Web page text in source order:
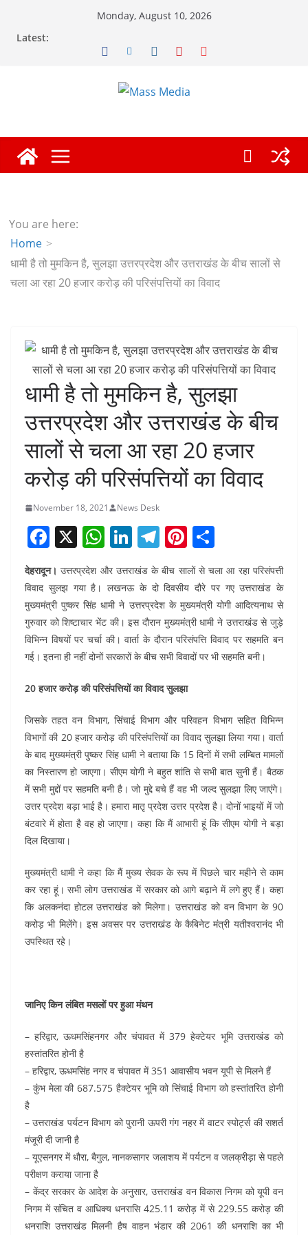
Monday, August 10, 2026
Latest:
You are here:
Home
धामी है तो मुमकिन है, सुलझा उत्तरप्रदेश और उत्तराखंड के बीच सालों से
चला आ रहा 20 हजार करोड़ की परिसंपत्तियों का विवाद
धामी है तो मुमकिन है, सुलझा
उत्तरप्रदेश और उत्तराखंड के बीच
सालों से चला आ रहा 20 हजार
करोड़ की परिसंपत्तियों का विवाद
November 18, 2021 News Desk
F
c
e
b
o
o
k
X W
h
at
s
A
p
p
Li
n
k
e
dI
n
T
el
e
gr
a
m
Pi
nt
er
e
st
ar
e
देहरादून। उत्तरप्रदेश और उत्तराखंड के बीच सालों से चला आ रहा परिसंपत्ती
विवाद सुलझ गया है। लखनऊ के दो दिवसीय दौरे पर गए उत्तराखंड के
मुख्यमंत्री पुष्कर सिंह धामी ने उत्तरप्रदेश के मुख्यमंत्री योगी आदित्यनाथ से
गुरुवार को शिष्टाचार भेंट की। इस दौरान मुख्यमंत्री धामी ने उत्तराखंड से जुड़े
विभिन्न विषयों पर चर्चा की। वार्ता के दौरान परिसंपत्ति विवाद पर सहमति बन
गई। इतना ही नहीं दोनों सरकारों के बीच सभी विवादों पर भी सहमति बनी।
20 हजार करोड़ की परिसंपत्तियों का विवाद सुलझा
जिसके तहत वन विभाग, सिंचाई विभाग और परिवहन विभाग सहित विभिन्न
विभागों की 20 हजार करोड़ की परिसंपत्तियों का विवाद सुलझा लिया गया। वार्ता
के बाद मुख्यमंत्री पुष्कर सिंह धामी ने बताया कि 15 दिनों में सभी लम्बित मामलों
का निस्तारण हो जाएगा। सीएम योगी ने बहुत शांति से सभी बात सुनी हैं। बैठक
में सभी मुद्दों पर सहमति बनी है। जो मुद्दे बचे हैं वह भी जल्द सुलझा लिए जाएंगे।
उत्तर प्रदेश बड़ा भाई है। हमारा मातृ प्रदेश उत्तर प्रदेश है। दोनों भाइयों में जो
बंटवारे में होता है वह हो जाएगा। कहा कि मैं आभारी हूं कि सीएम योगी ने बड़ा
दिल दिखाया।
मुख्यमंत्री धामी ने कहा कि मैं मुख्य सेवक के रूप में पिछले चार महीने से काम
कर रहा हूं। सभी लोग उत्तराखंड में सरकार को आगे बढ़ाने में लगे हुए हैं। कहा
कि अलकनंदा होटल उत्तराखंड को मिलेगा। उत्तराखंड को वन विभाग के 90
करोड़ भी मिलेंगे। इस अवसर पर उत्तराखंड के कैबिनेट मंत्री यतीश्वरानंद भी
उपस्थित रहे।
जानिए किन लंबित मसलों पर हुआ मंथन
– हरिद्वार, ऊधमसिंहनगर और चंपावत में 379 हेक्टेयर भूमि उत्तराखंड को
हस्तांतरित होनी है
– हरिद्वार, ऊधमसिंह नगर व चंपावत में 351 आवासीय भवन यूपी से मिलने हैं
– कुंभ मेला की 687.575 हैक्टेयर भूमि को सिंचाई विभाग को हस्तांतरित होनी
है
– उत्तराखंड पर्यटन विभाग को पुरानी ऊपरी गंग नहर में वाटर स्पोर्ट्स की सशर्त
मंजूरी दी जानी है
– यूएसनगर में धौरा, बैगुल, नानकसागर जलाशय में पर्यटन व जलक्रीड़ा से पहले
परीक्षण कराया जाना है
– केंद्र सरकार के आदेश के अनुसार, उत्तराखंड वन विकास निगम को यूपी वन
निगम में संचित व आधिक्य धनरासि 425.11 करोड़ में से 229.55 करोड़ की
धनराशि उत्तराखंड मिलनी हैष वाहन भंडार की 2061 की धनराशि का भी